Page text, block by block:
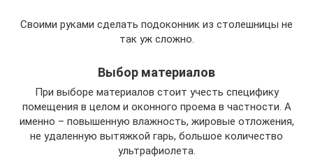
Своими руками сделать подоконник из столешницы не
так уж сложно.
Выбор материалов
При выборе материалов стоит учесть специфику
помещения в целом и оконного проема в частности. А
именно – повышенную влажность, жировые отложения,
не удаленную вытяжкой гарь, большое количество
ультрафиолета.